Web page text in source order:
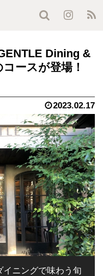
Dining &
ースが登場！
2023.02.17
ニングで味わう旬